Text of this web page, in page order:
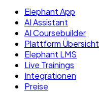
Elephant App
AI Assistant
AI Coursebuilder
Plattform Übersicht
Elephant LMS
Live Trainings
Integrationen
Preise